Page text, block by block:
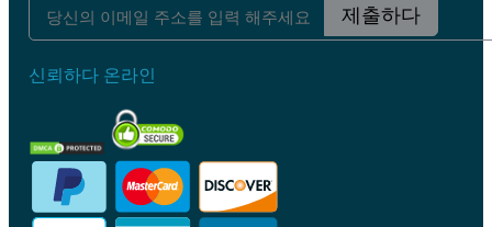
제출하다
신뢰하다 온라인